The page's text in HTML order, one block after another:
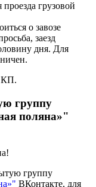
грузовой
о завозе
заезд
дня. Для
КП.
группу
поляна»"
группу
ВКонтакте, для